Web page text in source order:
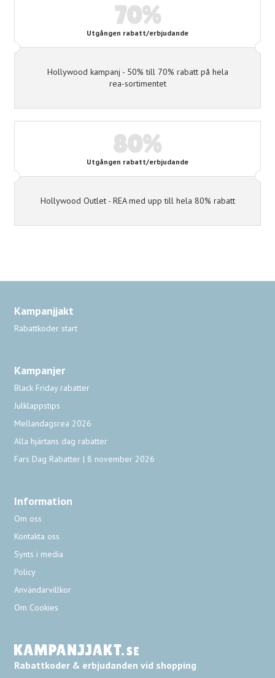
70%
Utgången rabatt/erbjudande
Hollywood kampanj - 50% till 70% rabatt på hela
rea-sortimentet
80%
Utgången rabatt/erbjudande
Hollywood Outlet - REA med upp till hela 80% rabatt
Kampanjjakt
Rabattkoder start
Kampanjer
Black Friday rabatter
Julklappstips
Mellandagsrea 2026
Alla hjärtans dag rabatter
Fars Dag Rabatter | 8 november 2026
Information
Om oss
Kontakta oss
Synts i media
Policy
Användarvillkor
Om Cookies
Rabattkoder & erbjudanden vid shopping